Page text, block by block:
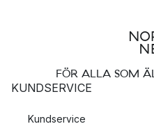
FÖR ALLA SOM
KUNDSERVICE
Kundservice